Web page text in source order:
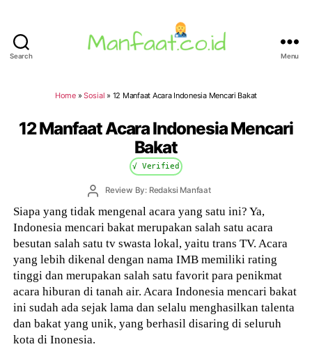
Search Menu
Home» Sosial » 12 Manfaat Acara Indonesia Mencari Bakat
12 Manfaat Acara Indonesia Mencari
Bakat
√ Verified
PostReview By: Redaksi Manfaat
Siapa yang tidak mengenal acara yang satu ini? Ya,
Indonesia mencari bakat merupakan salah satu acara
besutan salah satu tv swasta lokal, yaitu trans TV. Acara
yang lebih dikenal dengan nama IMB memiliki rating
tinggi dan merupakan salah satu favorit para penikmat
acara hiburan di tanah air. Acara Indonesia mencari bakat
ini sudah ada sejak lama dan selalu menghasilkan talenta
dan bakat yang unik, yang berhasil disaring di seluruh
kota di Inonesia.